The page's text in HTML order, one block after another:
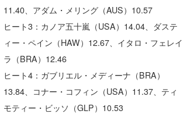
11.40、アダム・メリング（AUS）10.57
ヒート3：カノア五十嵐（USA）14.04、ダステ
ィー・ペイン（HAW）12.67、イタロ・フェレイ
ラ（BRA）12.46
ヒート4：ガブリエル・メディーナ（BRA）
13.84、コナー・コフィン（USA）11.37、ティ
モティー・ビッソ（GLP）10.53